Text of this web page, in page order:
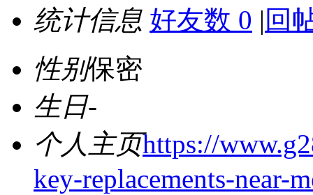
统计信息 好友数 0 | 回
性别保密
生日-
个人主页https://
key-replacements-near-